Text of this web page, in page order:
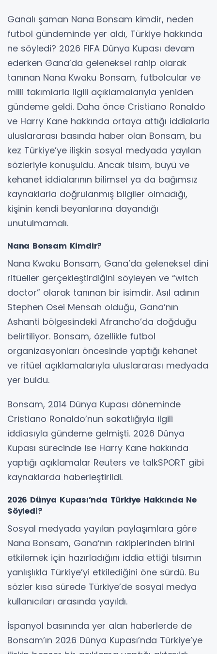
Ganalı şaman Nana Bonsam kimdir, neden
futbol gündeminde yer aldı, Türkiye hakkında
ne söyledi? 2026 FIFA Dünya Kupası devam
ederken Gana’da geleneksel rahip olarak
tanınan Nana Kwaku Bonsam, futbolcular ve
milli takımlarla ilgili açıklamalarıyla yeniden
gündeme geldi. Daha önce Cristiano Ronaldo
ve Harry Kane hakkında ortaya attığı iddialarla
uluslararası basında haber olan Bonsam, bu
kez Türkiye’ye ilişkin sosyal medyada yayılan
sözleriyle konuşuldu. Ancak tılsım, büyü ve
kehanet iddialarının bilimsel ya da bağımsız
kaynaklarla doğrulanmış bilgiler olmadığı,
kişinin kendi beyanlarına dayandığı
unutulmamalı.
Nana Bonsam Kimdir?
Nana Kwaku Bonsam, Gana’da geleneksel dini
ritüeller gerçekleştirdiğini söyleyen ve “witch
doctor” olarak tanınan bir isimdir. Asıl adının
Stephen Osei Mensah olduğu, Gana’nın
Ashanti bölgesindeki Afrancho’da doğduğu
belirtiliyor. Bonsam, özellikle futbol
organizasyonları öncesinde yaptığı kehanet
ve ritüel açıklamalarıyla uluslararası medyada
yer buldu.
Bonsam, 2014 Dünya Kupası döneminde
Cristiano Ronaldo’nun sakatlığıyla ilgili
iddiasıyla gündeme gelmişti. 2026 Dünya
Kupası sürecinde ise Harry Kane hakkında
yaptığı açıklamalar Reuters ve talkSPORT gibi
kaynaklarda haberleştirildi.
2026 Dünya Kupası’nda Türkiye Hakkında Ne
Söyledi?
Sosyal medyada yayılan paylaşımlara göre
Nana Bonsam, Gana’nın rakiplerinden birini
etkilemek için hazırladığını iddia ettiği tılsımın
yanlışlıkla Türkiye’yi etkilediğini öne sürdü. Bu
sözler kısa sürede Türkiye’de sosyal medya
kullanıcıları arasında yayıldı.
İspanyol basınında yer alan haberlerde de
Bonsam’ın 2026 Dünya Kupası’nda Türkiye’ye